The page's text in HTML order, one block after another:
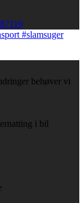
behøver vi
i bil